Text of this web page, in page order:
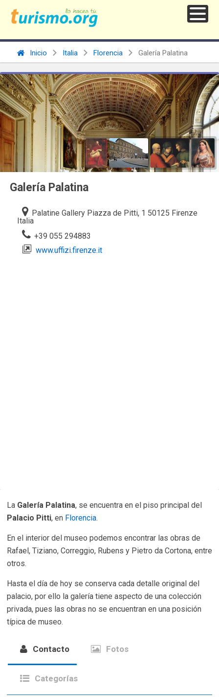
Inicio Italia Florencia Galería Palatina
Galería Palatina
Palatine Gallery Piazza de Pitti, 1 50125 Firenze
Italia
+39 055 294883
www.uffizi.firenze.it
La Galería Palatina, se encuentra en el piso principal del
Palacio Pitti, en Florencia.
En el interior del museo podemos encontrar las obras de
Rafael, Tiziano, Correggio, Rubens y Pietro da Cortona, entre
otros.
Hasta el día de hoy se conserva cada detalle original del
palacio, por ello la galería tiene aspecto de una colección
privada, pues las obras no se encuentran en una posición
típica de museo.
Contacto Fotos
Categorías